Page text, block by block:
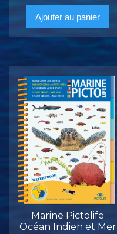
Ajouter au panier
Marine Pictolife
Océan Indien et Mer